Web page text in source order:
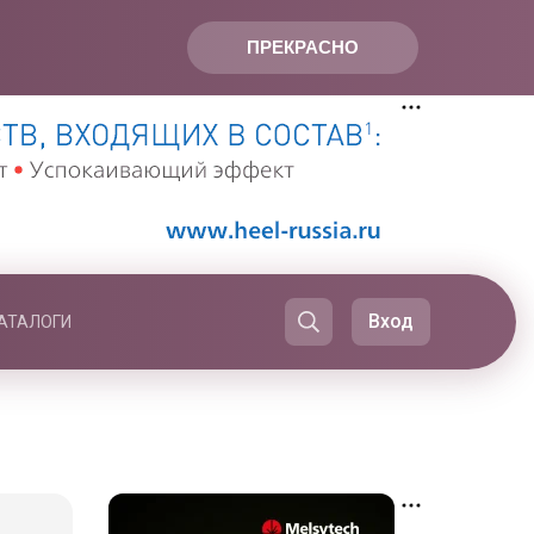
ПРЕКРАСНО
Вход